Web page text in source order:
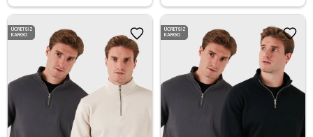
ÜCRETSIZ
KARGO
ÜCRETSIZ
KARGO